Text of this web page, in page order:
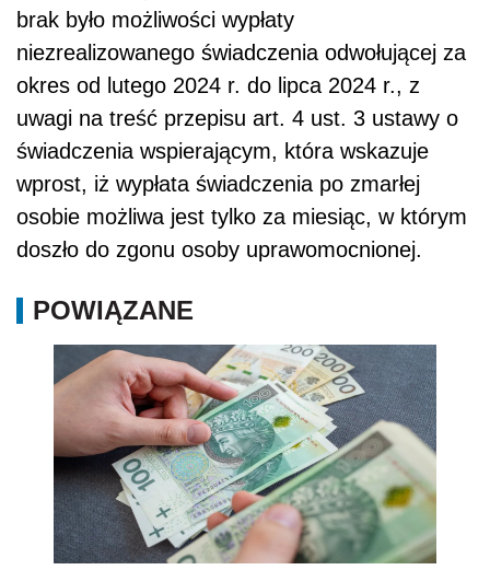
brak było możliwości wypłaty
niezrealizowanego świadczenia odwołującej za
okres od lutego 2024 r. do lipca 2024 r., z
uwagi na treść przepisu art. 4 ust. 3 ustawy o
świadczenia wspierającym, która wskazuje
wprost, iż wypłata świadczenia po zmarłej
osobie możliwa jest tylko za miesiąc, w którym
doszło do zgonu osoby uprawomocnionej.
POWIĄZANE